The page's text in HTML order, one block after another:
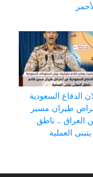
الدفاع السعودية
طيران مسير
العراق .. ناطق
العملية